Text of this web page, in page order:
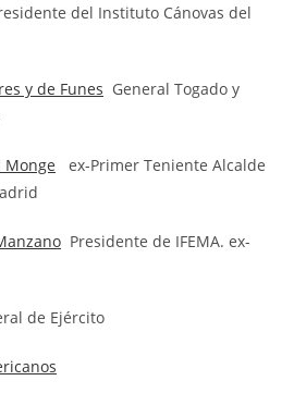
del Instituto Cánovas del
y de Funes General Togado y
Monge ex-Primer Teniente Alcalde
Presidente de IFEMA. ex-
de Ejército